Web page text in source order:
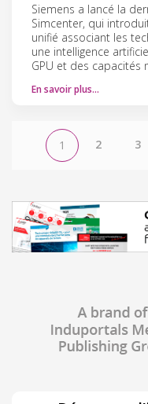
Siemens a lancé la
Simcenter, qui
unifié associant les
une intelligence
GPU et des capacités
En savoir plus…
1 2 3